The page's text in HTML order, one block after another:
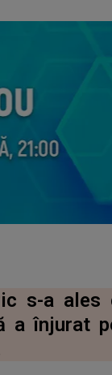
s-a ales
a înjurat